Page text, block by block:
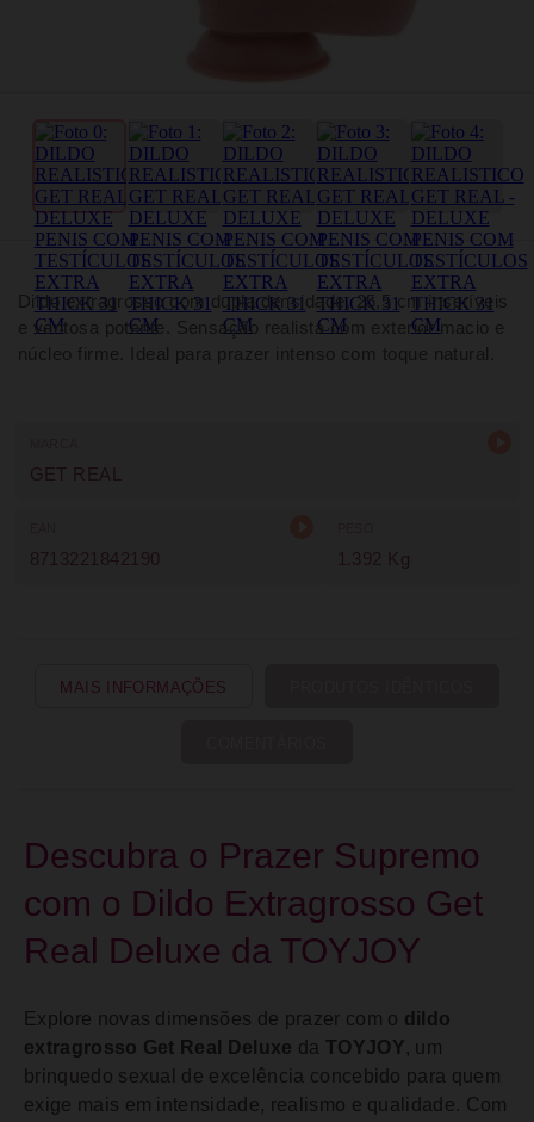
Dildo extragrosso com dupla densidade, 25,5 cm inseríveis
e ventosa potente. Sensação realista com exterior macio e
núcleo firme. Ideal para prazer intenso com toque natural.
GET REAL
8713221842190 1.392 Kg
MAIS INFORMAÇÕES
Descubra o Prazer Supremo
com o Dildo Extragrosso Get
Real Deluxe da TOYJOY
Explore novas dimensões de prazer com o dildo
extragrosso Get Real Deluxe da TOYJOY, um
brinquedo sexual de excelência concebido para quem
exige mais em intensidade, realismo e qualidade. Com